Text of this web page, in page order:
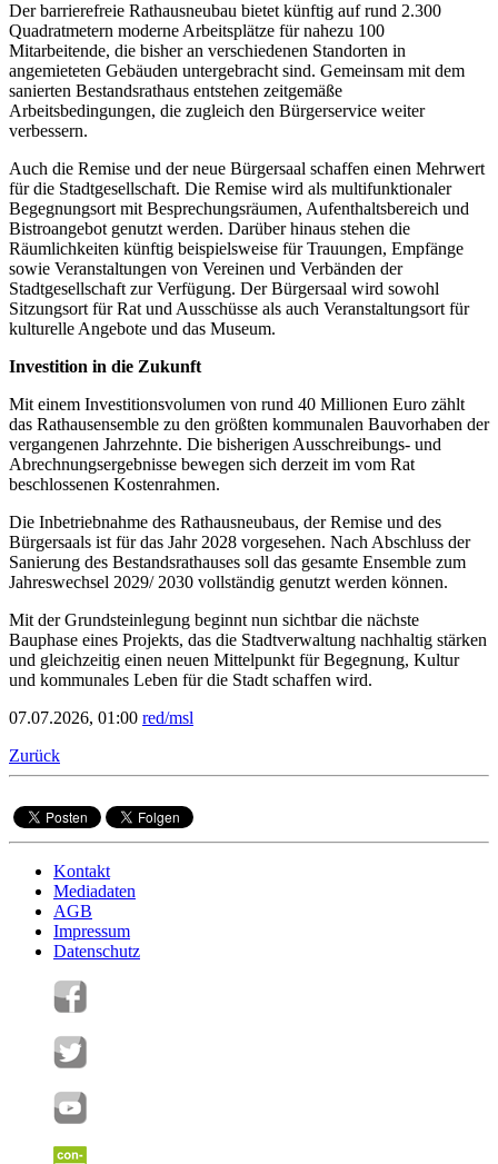
Der barrierefreie Rathausneubau bietet künftig auf rund 2.300
Quadratmetern moderne Arbeitsplätze für nahezu 100
Mitarbeitende, die bisher an verschiedenen Standorten in
angemieteten Gebäuden untergebracht sind. Gemeinsam mit dem
sanierten Bestandsrathaus entstehen zeitgemäße
Arbeitsbedingungen, die zugleich den Bürgerservice weiter
verbessern.
Auch die Remise und der neue Bürgersaal schaffen einen Mehrwert
für die Stadtgesellschaft. Die Remise wird als multifunktionaler
Begegnungsort mit Besprechungsräumen, Aufenthaltsbereich und
Bistroangebot genutzt werden. Darüber hinaus stehen die
Räumlichkeiten künftig beispielsweise für Trauungen, Empfänge
sowie Veranstaltungen von Vereinen und Verbänden der
Stadtgesellschaft zur Verfügung. Der Bürgersaal wird sowohl
Sitzungsort für Rat und Ausschüsse als auch Veranstaltungsort für
kulturelle Angebote und das Museum.
Investition in die Zukunft
Mit einem Investitionsvolumen von rund 40 Millionen Euro zählt
das Rathausensemble zu den größten kommunalen Bauvorhaben der
vergangenen Jahrzehnte. Die bisherigen Ausschreibungs- und
Abrechnungsergebnisse bewegen sich derzeit im vom Rat
beschlossenen Kostenrahmen.
Die Inbetriebnahme des Rathausneubaus, der Remise und des
Bürgersaals ist für das Jahr 2028 vorgesehen. Nach Abschluss der
Sanierung des Bestandsrathauses soll das gesamte Ensemble zum
Jahreswechsel 2029/ 2030 vollständig genutzt werden können.
Mit der Grundsteinlegung beginnt nun sichtbar die nächste
Bauphase eines Projekts, das die Stadtverwaltung nachhaltig stärken
und gleichzeitig einen neuen Mittelpunkt für Begegnung, Kultur
und kommunales Leben für die Stadt schaffen wird.
07.07.2026, 01:00 red/msl
Zurück
Kontakt
Mediadaten
AGB
Impressum
Datenschutz